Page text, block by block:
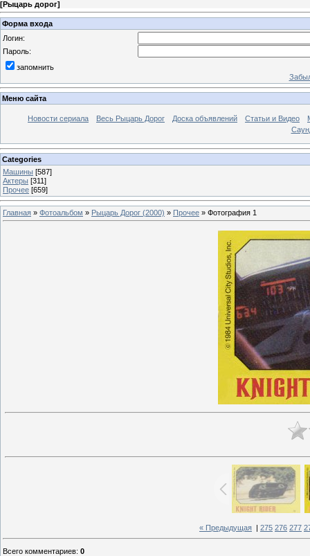
[Рыцарь дорог]
Форма входа
Логин:
Пароль:
запомнить
Меню сайта
Новости сериала Весь Рыцарь Дорог Доска объявлений Статьи и Видео
Categories
Машины [587]
Актеры [311]
Прочее [659]
Главная » Фотоальбом » Рыцарь Дорог (2000) » Прочее » Фотография 1
« Предыдущая 275 276 277
Всего комментариев: 0